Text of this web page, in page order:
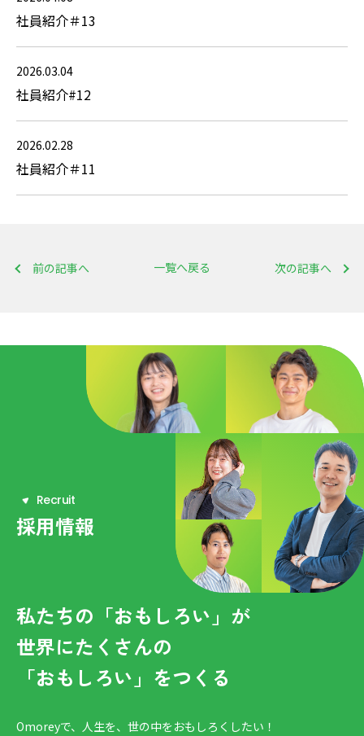
社員紹介＃13
2026.03.04
社員紹介#12
2026.02.28
社員紹介＃11
前の記事へ 次の記事へ
一覧へ戻る
Recruit
採用情報
私たちの「おもしろい」が
世界にたくさんの
「おもしろい」をつくる
Omoreyで、人生を、世の中をおもしろくしたい！